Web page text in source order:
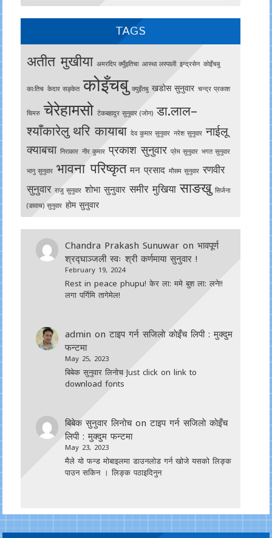
TAGS
अतीत मुखीया अमरदिप क्युँइतिचा आस्था लस्पाली इन्द्रसेन काेइँचबु
काःतिच केदार सङ्केत कोइँचबु क्युइँतबु खडोस सुनुवार चन्द्र प्रकाश
चिमरु चेरेहामसो टेकबहादुर सुनुवार (जोन) डा.लाल–
श्याँकारेलु थरि कायाबा देव कुमार सुनुवार नरेश सुनुवार नाईलू
क्याबचा निराकार नीर कुमार प्रकाश सुनुवार प्रेम सुनुवार भगत सुनुवार
भानु सुनुवार भावना परिष्कृत मन प्रसाद मौसम सुनुवार रणवीर
सुनुवार राजु सुनुवार शोभा सुनुवार समीर मुखिया साङखु सिर्जना
(ङावाच) सुनुवार होम सुनुवार
Chandra Prakash Sunuwar onभावपूर्ण
श्रद्घाञ्जली स्वः श्री कर्णमाया सुनुवार !
February 19, 2024
Rest in peace phupu! केर ला: ममे बुश ला: लने!!
लगा पर्गिमि तागेमेल!
admin onटाइप गर्न सजिलाे काेइँच लिपी : मुक्दुम
फन्टमा
May 25, 2023
बिबेक सुनुवार लिनोच Just click on link to
download fonts
बिबेक सुनुवार लिनोचonटाइप गर्न सजिलाे काेइँच
लिपी : मुक्दुम फन्टमा
May 23, 2023
मैले यो फन्ड मोबाइलमा डाउनल‍ोड गर्न खोजे यसको लिङ्क
पाउन सकिन । लिङ्क पठाइदिनुन